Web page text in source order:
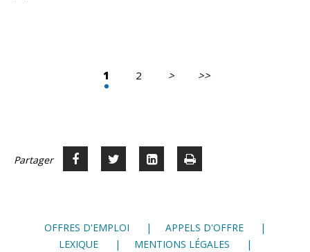
1 2 >
Page
>>
Dernière
Partager Partager
Partager
Voir
Imprimer
OFFRES D'EMPLOI
APPELS D'OFFRE
LEXIQUE
MENTIONS LÉGALES